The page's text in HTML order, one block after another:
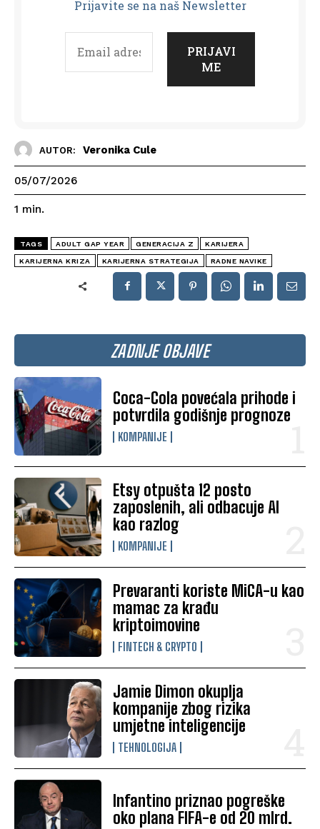
ZADNJE OBJAVE
Coca-Cola povećala prihode i
potvrdila godišnje prognoze
KOMPANIJE
Etsy otpušta 12 posto
zaposlenih, ali odbacuje AI
kao razlog
KOMPANIJE
Prevaranti koriste MiCA-u kao
mamac za krađu
kriptoimovine
FINTECH & CRYPTO
Jamie Dimon okuplja
kompanije zbog rizika
umjetne inteligencije
TEHNOLOGIJA
Infantino priznao pogreške
oko plana FIFA-e od 20 mlrd.
Prijavite se na naš Newsletter
AUTOR: Veronika Cule
05/07/2026
1 min.
TAGS ADULT GAP YEAR GENERACIJA Z KARIJERA
KARIJERNA KRIZA KARIJERNA STRATEGIJA RADNE NAVIKE